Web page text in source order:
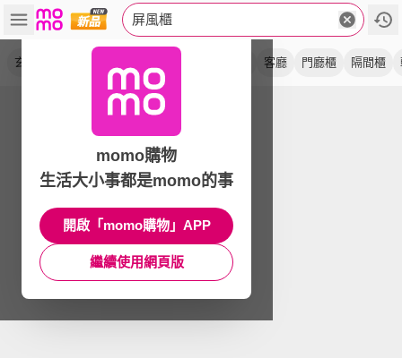
屏風櫃
玄關櫃 客廳 門廳櫃 隔間櫃
momo購物
生活大小事都是momo的事
開啟「momo購物」APP
繼續使用網頁版